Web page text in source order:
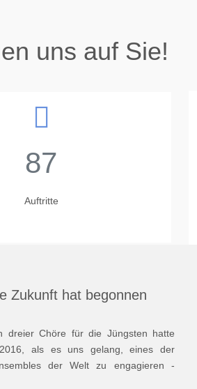
uns auf Sie!
87
Auftritte
Zukunft hat begonnen
dreier Chöre für die Jüngsten hatte
als es uns gelang, eines der
der Welt zu engagieren -